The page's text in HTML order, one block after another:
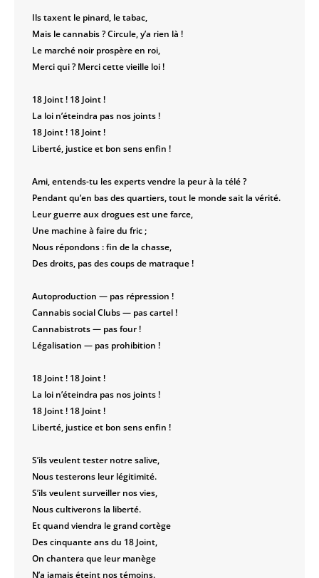
Ils taxent le pinard, le tabac,
Mais le cannabis ? Circule, y’a rien là !
Le marché noir prospère en roi,
Merci qui ? Merci cette vieille loi !
18 Joint ! 18 Joint !
La loi n’éteindra pas nos joints !
18 Joint ! 18 Joint !
Liberté, justice et bon sens enfin !
Ami, entends-tu les experts vendre la peur à la télé ?
Pendant qu’en bas des quartiers, tout le monde sait la vérité.
Leur guerre aux drogues est une farce,
Une machine à faire du fric ;
Nous répondons : fin de la chasse,
Des droits, pas des coups de matraque !
Autoproduction — pas répression !
Cannabis social Clubs — pas cartel !
Cannabistrots — pas four !
Légalisation — pas prohibition !
18 Joint ! 18 Joint !
La loi n’éteindra pas nos joints !
18 Joint ! 18 Joint !
Liberté, justice et bon sens enfin !
S’ils veulent tester notre salive,
Nous testerons leur légitimité.
S’ils veulent surveiller nos vies,
Nous cultiverons la liberté.
Et quand viendra le grand cortège
Des cinquante ans du 18 Joint,
On chantera que leur manège
N’a jamais éteint nos témoins.